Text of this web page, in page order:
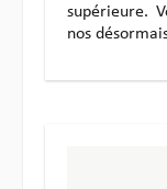
supérieure.
nos